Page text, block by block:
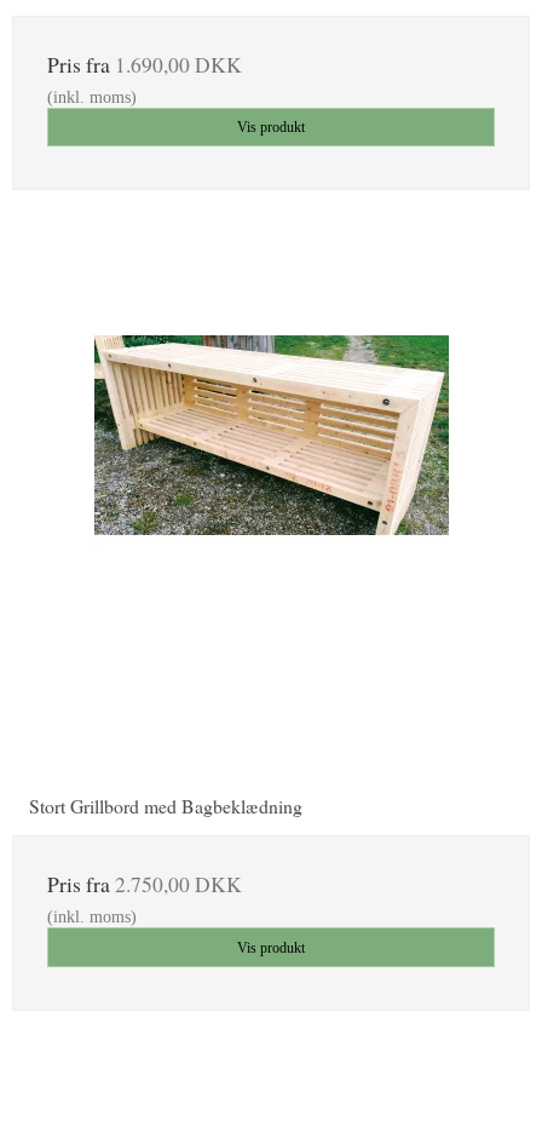
Pris fra 1.690,00 DKK
(inkl. moms)
Vis produkt
Stort Grillbord med Bagbeklædning
Pris fra2.750,00 DKK
(inkl. moms)
Vis produkt